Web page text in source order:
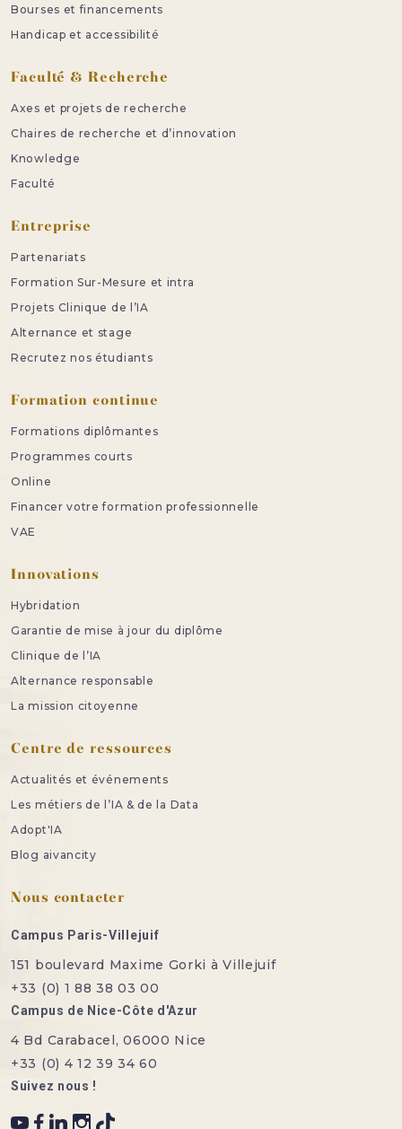
Bourses et financements
Handicap et accessibilité
Faculté & Recherche
Axes et projets de recherche
Chaires de recherche et d’innovation
Knowledge
Faculté
Entreprise
Partenariats
Formation Sur-Mesure et intra
Projets Clinique de l’IA
Alternance et stage
Recrutez nos étudiants
Formation continue
Formations diplômantes
Programmes courts
Online
Financer votre formation professionnelle
VAE
Innovations
Hybridation
Garantie de mise à jour du diplôme
Clinique de l’IA
Alternance responsable
La mission citoyenne
Centre de ressources
Actualités et événements
Les métiers de l’IA & de la Data
Adopt'IA
Blog aivancity
Nous contacter
Campus Paris-Villejuif
151 boulevard Maxime Gorki à Villejuif
+33 (0) 1 88 38 03 00
Campus de Nice-Côte d'Azur
4 Bd Carabacel, 06000 Nice
+33 (0) 4 12 39 34 60
Suivez nous !